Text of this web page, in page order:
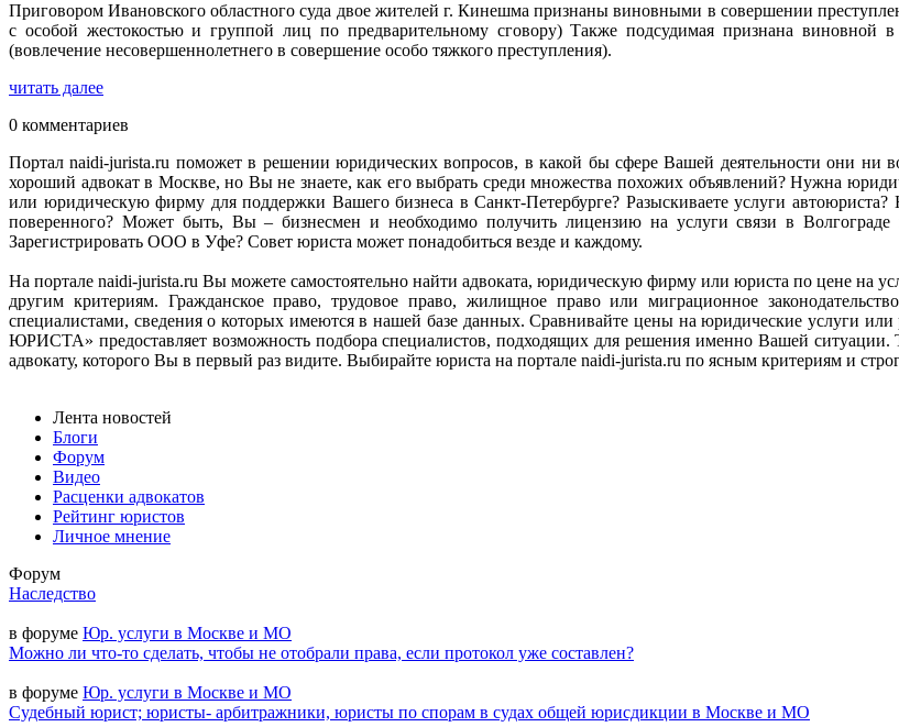
Приговором Ивановского областного суда двое жителей г. Кинешма признаны виновными в совершении
с особой жестокостью и группой лиц по предварительному сговору) Также подсудимая признана
(вовлечение несовершеннолетнего в совершение особо тяжкого преступления).
читать далее
0 комментариев
Портал naidi-jurista.ru поможет в решении юридических вопросов, в какой бы сфере Вашей деятельности они ни
хороший адвокат в Москве, но Вы не знаете, как его выбрать среди множества похожих объявлений? Нужна
или юридическую фирму для поддержки Вашего бизнеса в Санкт-Петербурге? Разыскиваете услуги автоюриста?
поверенного? Может быть, Вы – бизнесмен и необходимо получить лицензию на услуги связи в
Зарегистрировать ООО в Уфе? Совет юриста может понадобиться везде и каждому.
На портале naidi-jurista.ru Вы можете самостоятельно найти адвоката, юридическую фирму или юриста по цене на
другим критериям. Гражданское право, трудовое право, жилищное право или миграционное
специалистами, сведения о которых имеются в нашей базе данных. Сравнивайте цены на юридические услуги
ЮРИСТА» предоставляет возможность подбора специалистов, подходящих для решения именно Вашей ситуации.
адвокату, которого Вы в первый раз видите. Выбирайте юриста на портале naidi-jurista.ru по ясным критериям и
Лента новостей
Блоги
Форум
Видео
Расценки адвокатов
Рейтинг юристов
Личное мнение
Форум
Наследство
в форуме Юр. услуги в Москве и МО
Можно ли что-то сделать, чтобы не отобрали права, если протокол уже составлен?
в форуме Юр. услуги в Москве и МО
Судебный юрист; юристы- арбитражники, юристы по спорам в судах общей юрисдикции в Москве и МО